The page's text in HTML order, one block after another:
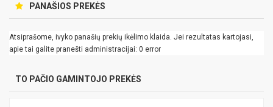
PANAŠIOS PREKĖS
Atsiprašome, ivyko panašių prekių ikėlimo klaida. Jei rezultatas kartojasi,
apie tai galite pranešti administracijai: 0 error
TO PAČIO GAMINTOJO PREKĖS